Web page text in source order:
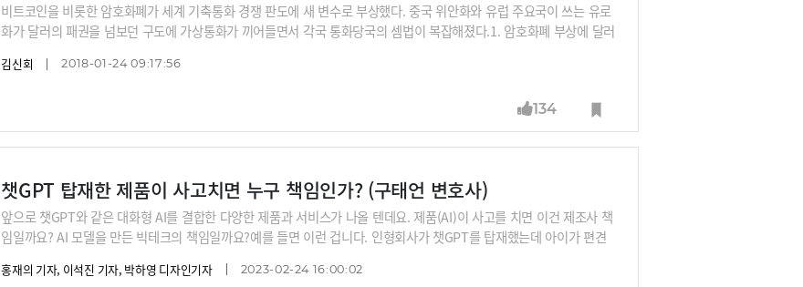
비트코인을 비롯한 암호화폐가 세계 기축통화 경쟁 판도에 새 변수로 부상했다. 중국 위안화와 유럽 주요국이 쓰는 유로
화가 달러의 패권을 넘보던 구도에 가상통화가 끼어들면서 각국 통화당국의 셈법이 복잡해졌다.1. 암호화폐 부상에 달러
위안, 유로화의 싸움이었다. 후발주자인 중국의 공세가 특히 돋보였다. 덕분에 위안화는 2016년 국제통화기금(IMF) 준
김신회 2018-01-24 09:17:56
134
챗GPT 탑재한 제품이 사고치면 누구 책임인가? (구태언 변호사)
앞으로 챗GPT와 같은 대화형 AI를 결합한 다양한 제품과 서비스가 나올 텐데요. 제품(AI)이 사고를 치면 이건 제조사 책
임일까요? AI 모델을 만든 빅테크의 책임일까요?예를 들면 이런 겁니다. 인형회사가 챗GPT를 탑재했는데 아이가 편견
발생할 수 있는 문제의 책임소재, 그리고 일반인들의 법률 서비스 이용이 어떻게 달라질지 들어보시죠. 챗GPT가 “이 정
홍재의 기자, 이석진 기자, 박하영 디자인기자 2023-02-24 16:00:02